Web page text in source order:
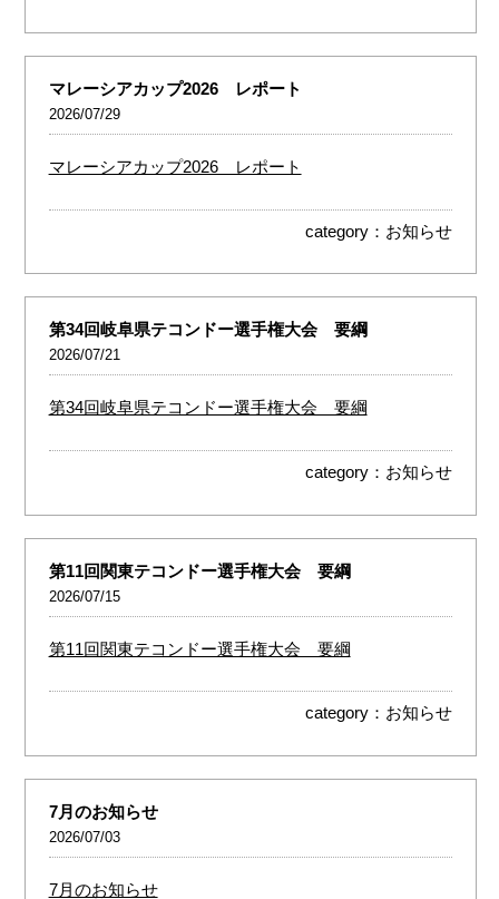
マレーシアカップ2026 レポート
2026/07/29
マレーシアカップ2026 レポート
category： お知らせ
第34回岐阜県テコンドー選手権大会 要綱
2026/07/21
第34回岐阜県テコンドー選手権大会 要綱
category： お知らせ
第11回関東テコンドー選手権大会 要綱
2026/07/15
第11回関東テコンドー選手権大会 要綱
category： お知らせ
7月のお知らせ
2026/07/03
7月のお知らせ